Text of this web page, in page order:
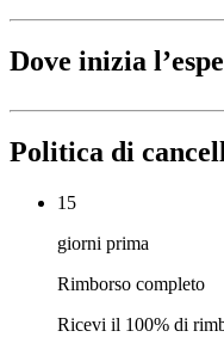
Dove inizia
Politica di
15
giorni prima
Rimborso completo
Ricevi il 100% di